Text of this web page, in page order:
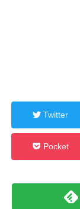
Twitter
Pocket